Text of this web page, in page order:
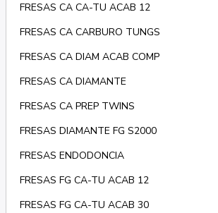
FRESAS CA CA-TU ACAB 12
FRESAS CA CARBURO TUNGS
FRESAS CA DIAM ACAB COMP
FRESAS CA DIAMANTE
FRESAS CA PREP TWINS
FRESAS DIAMANTE FG S2000
FRESAS ENDODONCIA
FRESAS FG CA-TU ACAB 12
FRESAS FG CA-TU ACAB 30